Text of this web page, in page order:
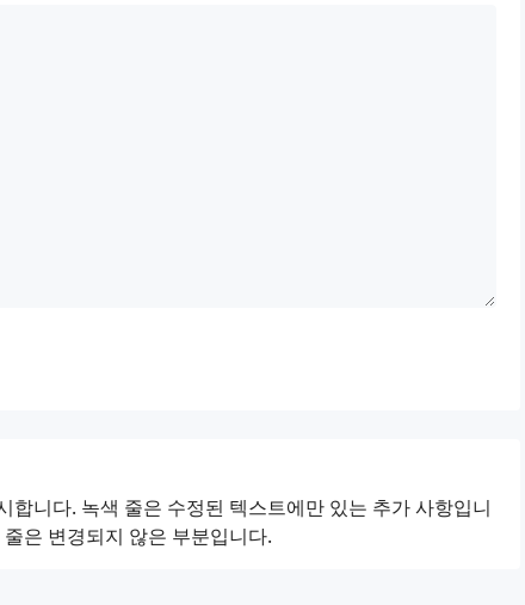
니다. 녹색 줄은 수정된 텍스트에만 있는 추가 사항입니
은 변경되지 않은 부분입니다.